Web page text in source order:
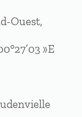
Ouest,
»E